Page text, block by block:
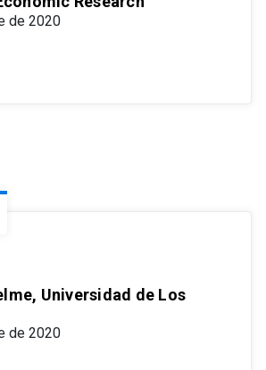
de 2020
Universidad de Los
de 2020